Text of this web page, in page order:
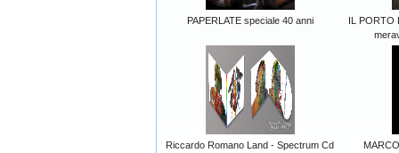
PAPERLATE speciale 40 anni
IL
Riccardo Romano Land - Spectrum Cd